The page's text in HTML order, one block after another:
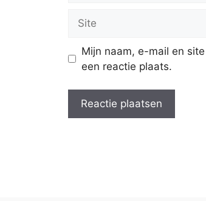
Mijn naam, e-mail en
een reactie plaats.